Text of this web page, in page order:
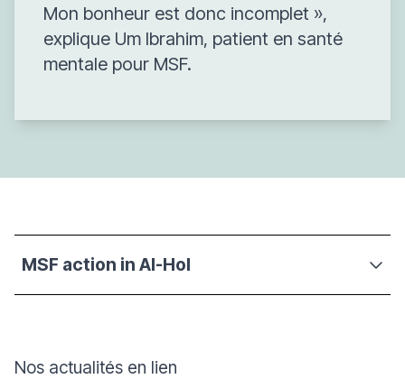
Mon bonheur est donc incomplet »,
explique Um Ibrahim, patient en santé
mentale pour MSF.
MSF action in Al-Hol
Nos actualités en lien